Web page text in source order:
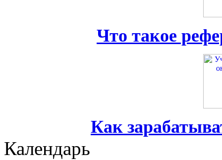
Что такое
Как
Календарь